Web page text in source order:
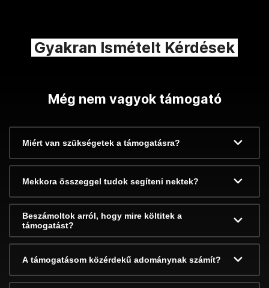
Gyakran Ismételt Kérdések
Még nem vagyok támogató
Miért van szükségetek a támogatásra?
Mekkora összeggel tudok segíteni nektek?
Beszámoltok arról, hogy mire költitek a
támogatást?
A támogatásom közérdekű adománynak számít?